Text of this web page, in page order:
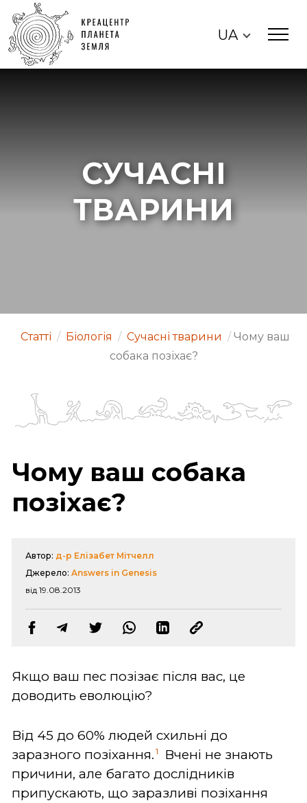
UA
СУЧАСНІ
ТВАРИНИ
Статті / Біологія / Сучасні тварини / Чому ваш
собака позіхає?
Чому ваш собака
позіхає?
Автор: д-р Елізабет Мітчелл
Джерело: Answers in Genesis
від 19.08.2013
Якщо ваш пес позізає після вас, це
доводить еволюцію?
Від 45 до 60% людей схильні до
заразного позіхання. 1
Вчені не знають
причини, але багато дослідників
припускають, що заразливі позіхання